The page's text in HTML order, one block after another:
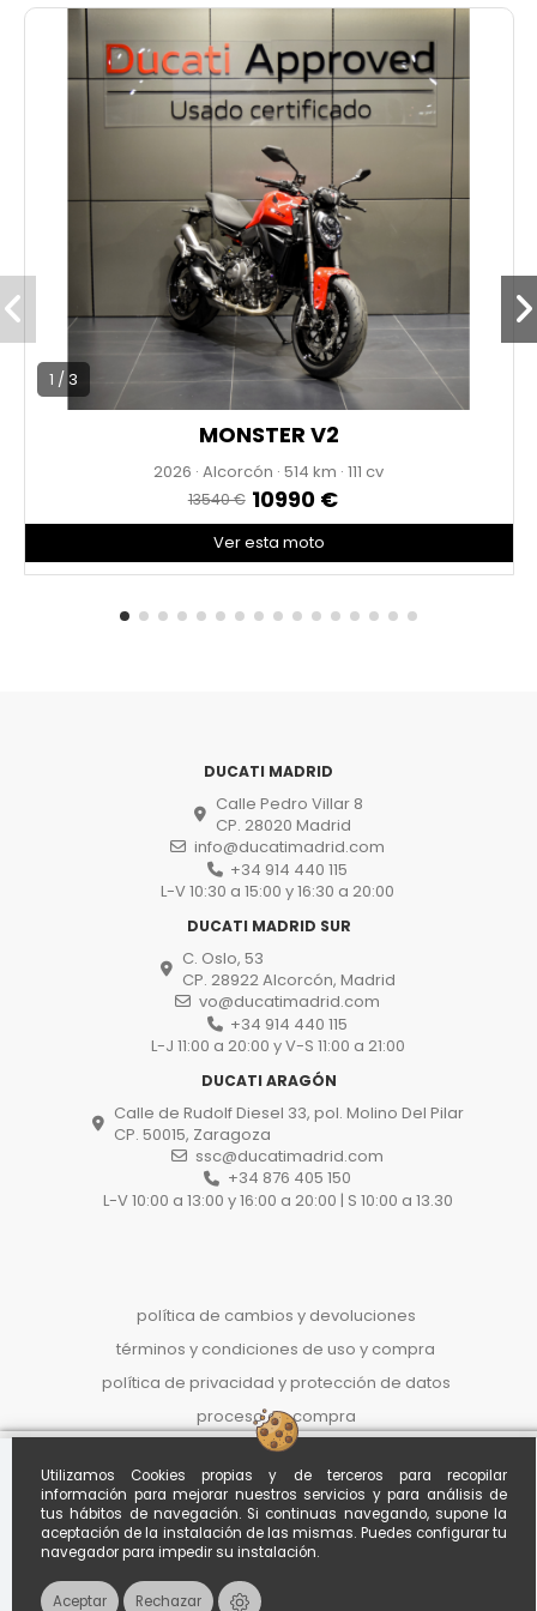
Utilizamos Cookies propias y de terceros para recopilar
información para mejorar nuestros servicios y para análisis de
tus hábitos de navegación. Si continuas navegando, supone la
aceptación de la instalación de las mismas. Puedes configurar tu
navegador para impedir su instalación.
Aceptar Rechazar
3 modos de conducción totalmente configurables:
Race, Sport y Street.
Llantas forjadas de aluminio, escape específico y
acabados exclusivos Lamborghini.
Unidad numerada nº 616, producción limitada, ideal
para coleccionistas o amantes de las naked extremas.
* PRECIO ANUNCIADO AL CONTADO
1 / 3
MONSTER V2
2026 · Alcorcón · 514 · 111 cv
13540 € 10990 €
Ver esta moto
DUCATI MADRID
Calle Pedro Villar 8
CP. 28020 Madrid
info@ducatimadrid.com
+34 914 440 115
L-V 10:30 a 15:00 y 16:30 a 20:00
DUCATI MADRID SUR
C. Oslo, 53
CP. 28922 Alcorcón, Madrid
vo@ducatimadrid.com
+34 914 440 115
L-J 11:00 a 20:00 y V-S 11:00 a 21:00
DUCATI ARAGÓN
Calle de Rudolf Diesel 33, pol. Molino Del Pilar
CP. 50015, Zaragoza
ssc@ducatimadrid.com
+34 876 405 150
L-V 10:00 a 13:00 y 16:00 a 20:00 | S 10:00 a 13.30
política de cambios y devoluciones
términos y condiciones de uso y compra
política de privacidad y protección de datos
proceso de compra
politica de cookies
STREETFIGHTER V4 LAMBORGHINI
Referencia SEYETJDUTTUU
Al contado
79.000 €
A36meses con entrada de5.000,00
€
*Importe aproximado. Oferta no
vinculante sujeta a estudio.
Envío disponible a toda España por +150€
Calcula tu
cuota